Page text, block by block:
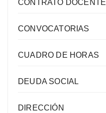
CONTRATO DOCENTE
CONVOCATORIAS
CUADRO DE HORAS
DEUDA SOCIAL
DIRECCIÓN